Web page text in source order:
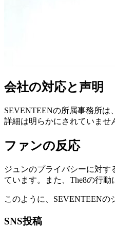
会社の対応と声明
SEVENTEENの所属事務所
詳細は明らかにされていませ
ファンの反応
ジュンのプライバシーに対
ています。また、The8の行
このように、SEVENTEENの
SNS投稿